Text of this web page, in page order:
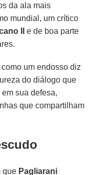
da ala mais
mundial, um crítico
II
e de boa parte
um endosso diz
do diálogo que
sua defesa,
que compartilham
que Pagliarani